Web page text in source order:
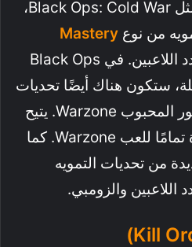
في الإصدارات الأخيرة، مثل Black Ops: Cold War،
من نوع Mastery
للزومبي بالإضافة إلى تعدد اللاعبين. في Black Ops
وتمويهات للطور المحبوب Warzone. يتيح
هذا للاعبين طريقة جديدة تمامًا للعب Warzone. كما
من تحديات التمويه
اللاعبين والزومبي.